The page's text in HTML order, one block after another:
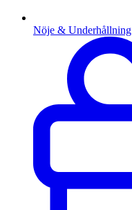
Nöje & Underhållning